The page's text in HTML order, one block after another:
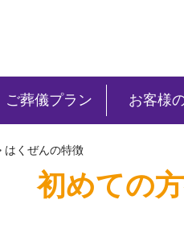
ご葬儀プラン お客様
はくぜんの特徴
初めての